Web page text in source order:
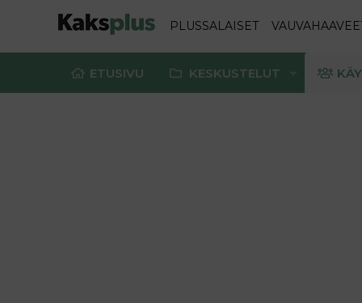
PLUSSALAISET
ETUSIVU KESKUSTELUT